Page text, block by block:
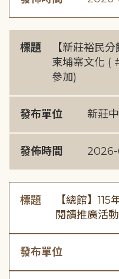
標題
【新莊裕民
柬埔寨文化 (
參加)
發布單位 新莊
發佈時間
標題
【總館】
閱讀推廣活
發布單位